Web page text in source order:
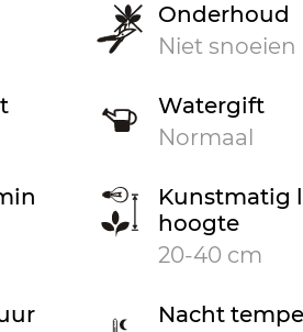
Onderhoud
Niet snoeien
Watergift
Normaal
Kunstmatig
hoogte
20-40 cm
Nacht